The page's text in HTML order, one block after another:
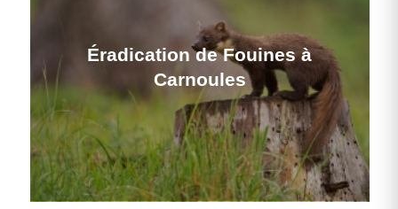
Éradication de Fouines à
Carnoules